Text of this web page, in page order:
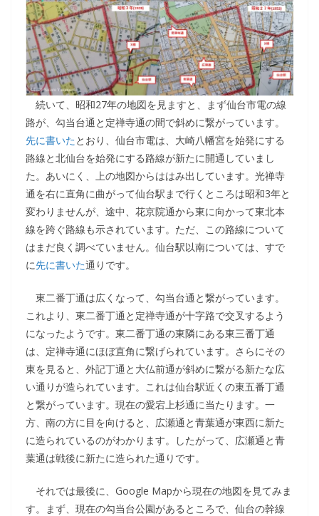
続いて、昭和27年の地図を見ますと、まず仙台市電の線
路が、勾当台通と定禅寺通の間で斜めに繋がっています。
先に書いた とおり、仙台市電は、大崎八幡宮を始発にする
路線と北仙台を始発にする路線が新たに開通していまし
た。あいにく、上の地図からははみ出しています。光禅寺
通を右に直角に曲がって仙台駅まで行くところは昭和3年と
変わりませんが、途中、花京院通から東に向かって東北本
線を跨ぐ路線も示されています。ただ、この路線について
はまだ良く調べていません。仙台駅以南については、すで
に先に書いた通りです。
東二番丁通は広くなって、勾当台通と繋がっています。
これより、東二番丁通と定禅寺通が十字路で交叉するよう
になったようです。東二番丁通の東隣にある東三番丁通
は、定禅寺通にほぼ直角に繋げられています。さらにその
東を見ると、外記丁通と大仏前通が斜めに繋がる新たな広
い通りが造られています。これは仙台駅近くの東五番丁通
と繋がっています。現在の愛宕上杉通に当たります。一
方、南の方に目を向けると、広瀬通と青葉通が東西に新た
に造られているのがわかります。したがって、広瀬通と青
葉通は戦後に新たに造られた通りです。
それでは最後に、Google Mapから現在の地図を見てみま
す。まず、現在の勾当台公園があるところで、仙台の幹線